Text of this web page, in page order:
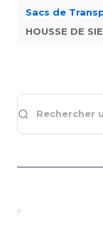
Sacs de
HOUSSE DE